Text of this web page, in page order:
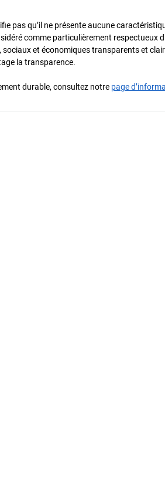
pas qu’il ne présente aucune
comme particulièrement respectueux
et économiques transparents et
la transparence.
durable, consultez notre page